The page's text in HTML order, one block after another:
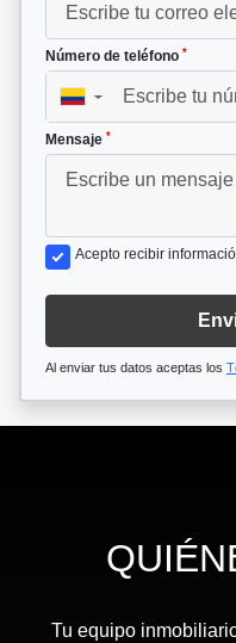
Número de teléfono *
▼
Mensaje *
Acepto recibir
Al enviar tus datos aceptas los
Tu equipo